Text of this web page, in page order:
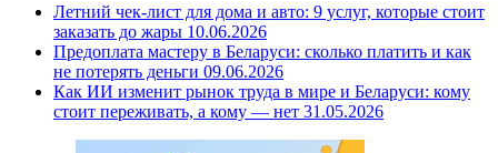
Летний чек-лист для дома и авто: 9 услуг, которые стоит
заказать до жары 10.06.2026
Предоплата мастеру в Беларуси: сколько платить и как
не потерять деньги 09.06.2026
Как ИИ изменит рынок труда в мире и Беларуси: кому
стоит переживать, а кому — нет 31.05.2026